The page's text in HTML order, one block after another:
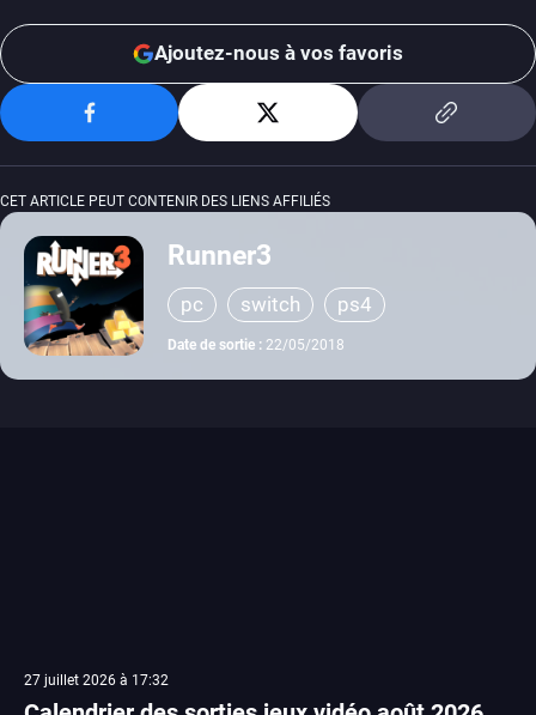
Ajoutez-nous à vos favoris
CET ARTICLE PEUT CONTENIR DES LIENS AFFILIÉS
Runner3
pc switch ps4
Date de sortie : 22/05/2018
27 juillet 2026 à 17:32